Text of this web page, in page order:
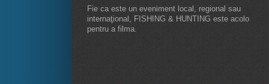
Fie ca este un eveniment local, regional sau
internaţional, FISHING & HUNTING este acolo
pentru a filma.